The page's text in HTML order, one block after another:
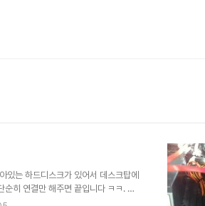
하드디스크가 있어서 데스크탑에
히 연결만 해주면 끝입니다 ㅋㅋ. 햇
스크가 새로 추가한 하드입니다. 연결